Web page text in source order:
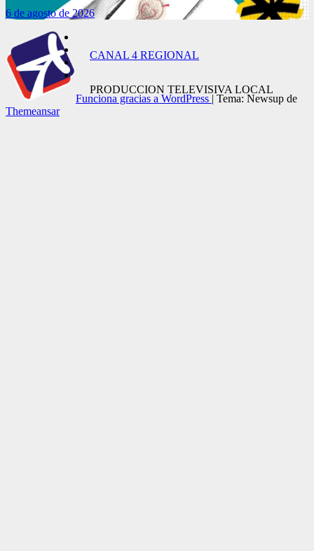
6 de agosto de 2026
CANAL 4 REGIONAL
PRODUCCION TELEVISIVA LOCAL
Funciona gracias a WordPress | Tema: Newsup de
Themeansar